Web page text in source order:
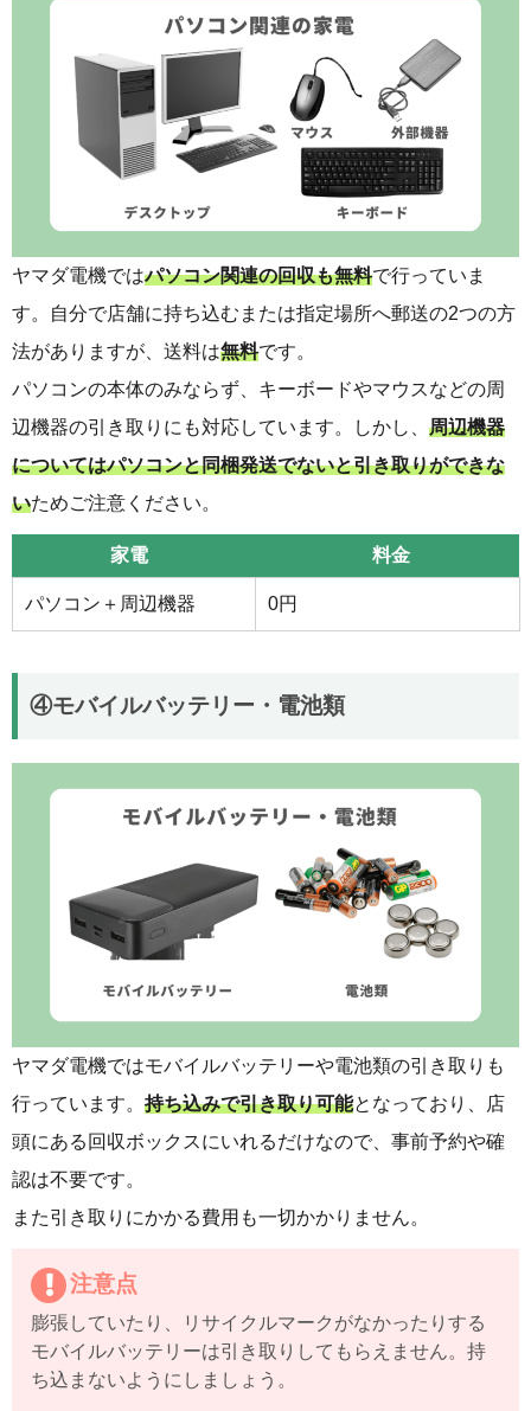
ヤマダ電機ではパソコン関連の回収も無料で行っていま
す。自分で店舗に持ち込むまたは指定場所へ郵送の2つの方
法がありますが、送料は無料です。
パソコンの本体のみならず、キーボードやマウスなどの周
辺機器の引き取りにも対応しています。しかし、 周辺機器
についてはパソコンと同梱発送でないと引き取りができな
いためご注意ください。
家電 料金
パソコン＋周辺機器 0円
④モバイルバッテリー・電池類
ヤマダ電機ではモバイルバッテリーや電池類の引き取りも
行っています。 持ち込みで引き取り可能となっており、店
頭にある回収ボックスにいれるだけなので、事前予約や確
認は不要です。
また引き取りにかかる費用も一切かかりません。
注意点
膨張していたり、リサイクルマークがなかったりする
モバイルバッテリーは引き取りしてもらえません。持
ち込まないようにしましょう。